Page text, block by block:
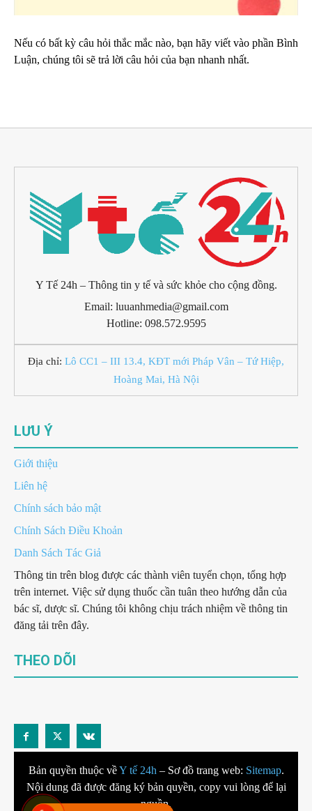
Nếu có bất kỳ câu hỏi thắc mắc nào, bạn hãy viết vào phần Bình
Luận, chúng tôi sẽ trả lời câu hỏi của bạn nhanh nhất.
Y Tế 24h – Thông tin y tế và sức khỏe cho cộng đồng.
Email: luuanhmedia@gmail.com
Hotline: 098.572.9595
Địa chỉ: Lô CC1 – III 13.4, KĐT mới Pháp Vân – Tứ Hiệp,
Hoàng Mai, Hà Nội
LƯU Ý
Giới thiệu
Liên hệ
Chính sách bảo mật
Chính Sách Điều Khoản
Danh Sách Tác Giả
Thông tin trên blog được các thành viên tuyển chọn, tổng hợp
trên internet. Việc sử dụng thuốc cần tuân theo hướng dẫn của
bác sĩ, dược sĩ. Chúng tôi không chịu trách nhiệm về thông tin
đăng tải trên đây.
THEO DÕI
Bản quyền thuộc vềY tế 24h – Sơ đồ trang web: Sitemap.
Nội dung đã được đăng ký bản quyền, copy vui lòng để lại
nguồn.